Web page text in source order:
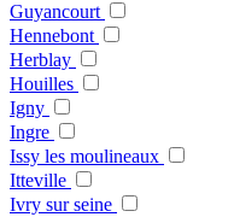
Guyancourt
Hennebont
Herblay
Houilles
Igny
Ingre
Issy les moulineaux
Itteville
Ivry sur seine